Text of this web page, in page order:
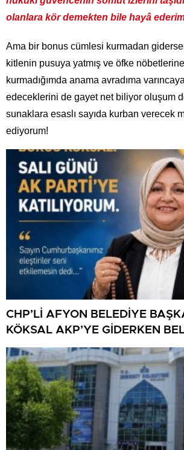
olanlara kör demekten bile hayâ
Ama bir bonus cümlesi kurmadan
kitlenin pusuya yatmış ve öfke
kurmadığımda anama avradıma
edeceklerini de gayet net biliyor oluşum
sunaklara esaslı sayıda kurban verecek
ediyorum!
CHP’Lİ AFYON BELEDİYE
KÖKSAL AKP’YE GİDERKEN
GÖTÜRÜYOR!